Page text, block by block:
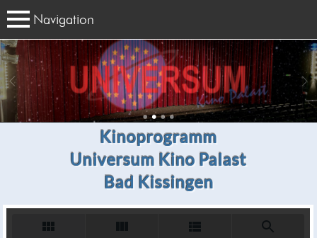
Navigation
Kinoprogramm
Universum Kino Palast
Bad Kissingen